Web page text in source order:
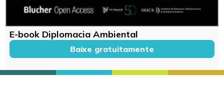
E-book Diplomacia Ambiental
Baixe gratuitamente